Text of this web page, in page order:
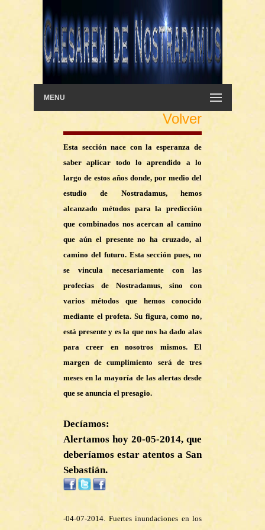
MENU
Volver
Esta sección nace con la esperanza de
saber aplicar todo lo aprendido a lo
largo de estos años donde, por medio del
estudio de Nostradamus, hemos
alcanzado métodos para la predicción
que combinados nos acercan al camino
que aún el presente no ha cruzado, al
camino del futuro. Esta sección pues, no
se vincula necesariamente con las
profecías de Nostradamus, sino con
varios métodos que hemos conocido
mediante el profeta. Su figura, como no,
está presente y es la que nos ha dado alas
para creer en nosotros mismos. El
margen de cumplimiento será de tres
meses en la mayoría de las alertas desde
que se anuncia el presagio.
Decíamos:
Alertamos hoy 20-05-2014, que
deberíamos estar atentos a San
Sebastián.
-04-07-2014. Fuertes inundaciones en los